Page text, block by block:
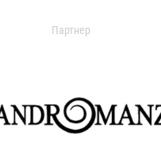
Партнер